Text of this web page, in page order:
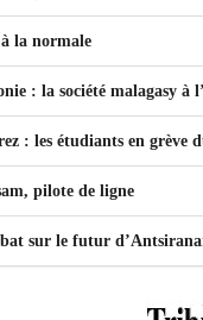
la normale
: la société malagasy à
: les étudiants en grève
pilote de ligne
sur le futur